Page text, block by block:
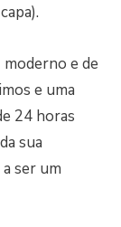
moderno e de
e uma
24 horas
sua
ser um